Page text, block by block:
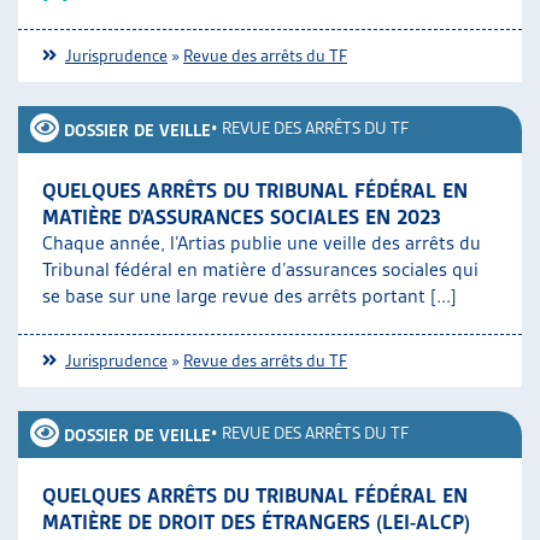
Jurisprudence » Revue des arrêts du TF
DOSSIER DE VEILLE• REVUE DES ARRÊTS DU TF
QUELQUES ARRÊTS DU TRIBUNAL FÉDÉRAL EN
MATIÈRE D’ASSURANCES SOCIALES EN 2023
Chaque année, l’Artias publie une veille des arrêts du
Tribunal fédéral en matière d’assurances sociales qui
se base sur une large revue des arrêts portant [...]
Jurisprudence » Revue des arrêts du TF
DOSSIER DE VEILLE• REVUE DES ARRÊTS DU TF
QUELQUES ARRÊTS DU TRIBUNAL FÉDÉRAL EN
MATIÈRE DE DROIT DES ÉTRANGERS (LEI-ALCP)